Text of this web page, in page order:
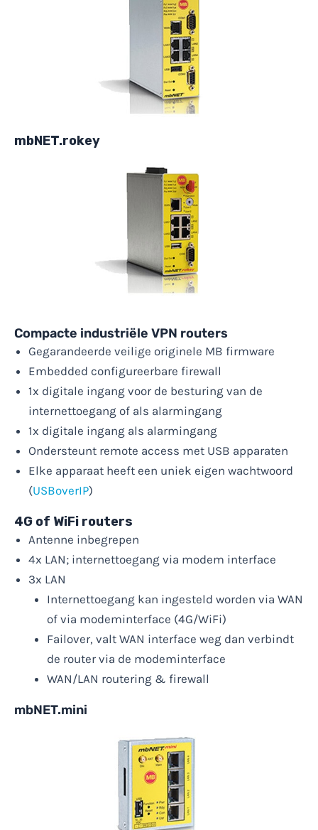
mbNET.rokey
Compacte industriële VPN routers
Gegarandeerde veilige originele MB firmware
Embedded configureerbare firewall
1x digitale ingang voor de besturing van de
internettoegang of als alarmingang
1x digitale ingang als alarmingang
Ondersteunt remote access met USB apparaten
Elke apparaat heeft een uniek eigen wachtwoord
(USBoverIP)
4G of WiFi routers
Antenne inbegrepen
4x LAN; internettoegang via modem interface
3x LAN
Internettoegang kan ingesteld worden via WAN
of via modeminterface (4G/WiFi)
Failover, valt WAN interface weg dan verbindt
de router via de modeminterface
WAN/LAN routering & firewall
mbNET.mini